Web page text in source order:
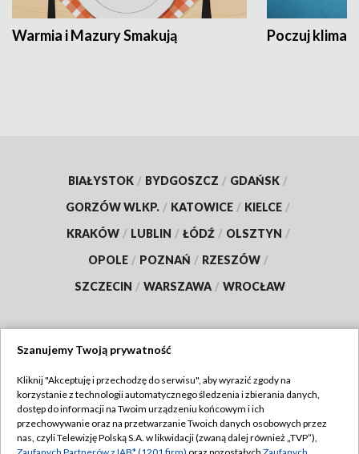
Warmia i Mazury Smakują Poczuj klimat
BIAŁYSTOK / BYDGOSZCZ / GDAŃSK /
GORZÓW WLKP. / KATOWICE / KIELCE /
KRAKÓW / LUBLIN / ŁÓDŹ / OLSZTYN /
OPOLE / POZNAŃ / RZESZÓW /
SZCZECIN / WARSZAWA / WROCŁAW
TVP
Abonament TVP
Emisja w TVP
Regulamin TVP
Szanujemy Twoją prywatność
Kliknij "Akceptuję i przechodzę do serwisu", aby wyrazić zgody na
korzystanie z technologii automatycznego śledzenia i zbierania danych,
dostęp do informacji na Twoim urządzeniu końcowym i ich
przechowywanie oraz na przetwarzanie Twoich danych osobowych przez
nas, czyli Telewizję Polską S.A. w likwidacji (zwaną dalej również „TVP”),